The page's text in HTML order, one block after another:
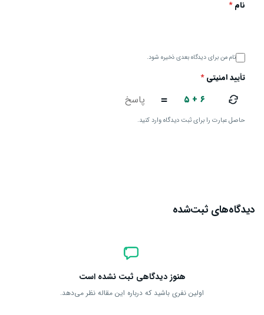
نام*
نام من برای دیدگاه بعدی ذخیره شود.
تأیید امنیتی*
۵ + ۶ =
حاصل عبارت را برای ثبت دیدگاه وارد کنید.
دیدگاه‌های ثبت‌شده
هنوز دیدگاهی ثبت نشده است
اولین نفری باشید که درباره این مقاله نظر می‌دهد.